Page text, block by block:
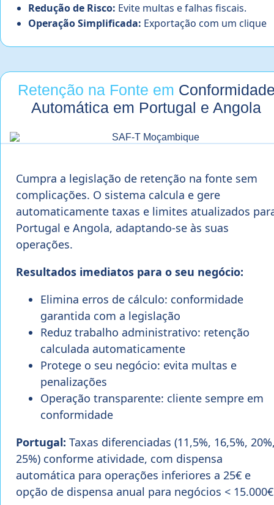
Redução de Risco: Evite multas e falhas fiscais.
Operação Simplificada: Exportação com um clique
Retenção na Fonte em
Automática em Portugal e Angola
Cumpra a legislação de retenção na fonte sem
complicações. O sistema calcula e gere
automaticamente taxas e limites atualizados
Portugal e Angola, adaptando-se às suas
operações.
Resultados imediatos para o seu negócio:
Elimina erros de cálculo: conformidade
garantida com a legislação
Reduz trabalho administrativo: retenção
calculada automaticamente
Protege o seu negócio: evita multas e
penalizações
Operação transparente: cliente sempre em
conformidade
Portugal: Taxas diferenciadas (11,5%, 16,5%,
25%) conforme atividade, com dispensa
automática para operações inferiores a 25€ e
opção de dispensa anual para negócios <